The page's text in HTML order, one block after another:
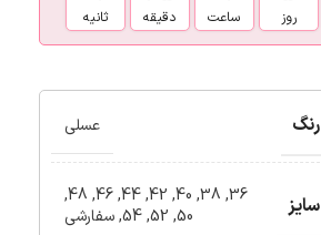
روز ساعت دقیقه ثانیه
رنگ عسلی
سایز 36
,
38
,
40
,
42
,
44
,
46
,
48
,
50
,
52
,
54
,سفارشی